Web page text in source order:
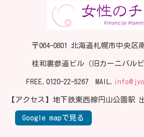
〒064-0801 北海道札幌市中央区
桂和裏参道ビル（旧カーニバル
FREE. 0120-22-5267 MAIL.
【アクセス】地下鉄東西線円山公園駅
Google mapで見る